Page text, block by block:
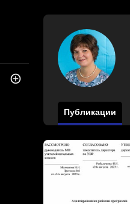
Публикации